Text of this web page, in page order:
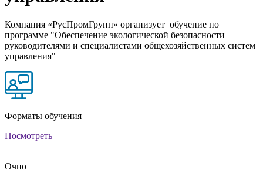
Компания «РусПромГрупп» организует обучение по
программе "Обеспечение экологической безопасности
руководителями и специалистами общехозяйственных систем
управления"
Форматы обучения
Посмотреть
Очно